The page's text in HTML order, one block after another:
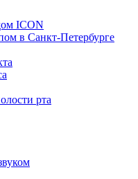
ICON
в Санкт-Петербурге
рта